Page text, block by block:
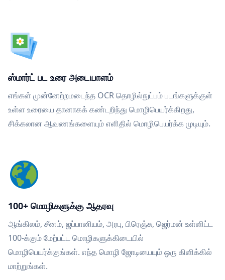
ஸ்மார்ட் பட உரை அடையாளம்
எங்கள் முன்னேற்றமடைந்த OCR தொழில்நுட்பம் படங்களுக்குள்
உள்ள உரையை தானாகக் கண்டறிந்து மொழிபெயர்க்கிறது,
சிக்கலான ஆவணங்களையும் எளிதில் மொழிபெயர்க்க முடியும்.
100+ மொழிகளுக்கு ஆதரவு
ஆங்கிலம், சீனம், ஜப்பானியம், அரபு, பிரெஞ்சு, ஜெர்மன் உள்ளிட்ட
100-க்கும் மேற்பட்ட மொழிகளுக்கிடையில்
மொழிபெயர்க்குங்கள். எந்த மொழி ஜோடியையும் ஒரு கிளிக்கில்
மாற்றுங்கள்.